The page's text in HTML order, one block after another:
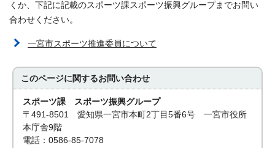
くか、下記に記載のスポーツ課スポーツ振興グループまでお問い
合わせください。
一宮市スポーツ推進委員について
このページに関するお問い合わせ
スポーツ課 スポーツ振興グループ
〒491-8501 愛知県一宮市本町2丁目5番6号 一宮市役所
本庁舎9階
電話：0586-85-7078